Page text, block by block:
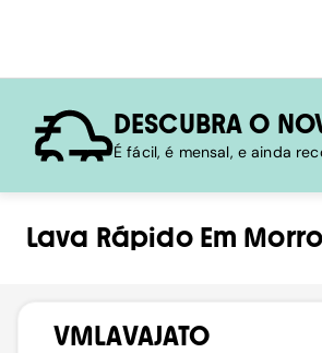
DESCUBRA O
É fácil, é mensal, e ainda
Lava RápidoEm
VMLAVAJATO